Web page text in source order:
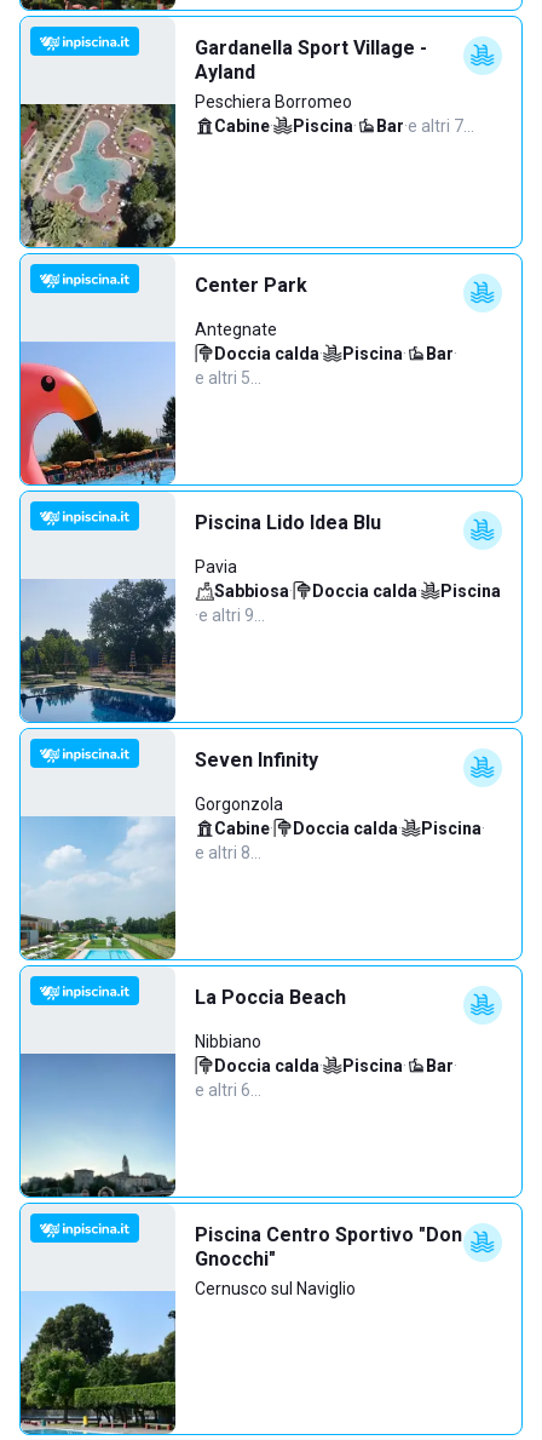
Gardanella Sport Village -
Ayland
Peschiera Borromeo
Cabine· Piscina· Bar·e altri 7…
Center Park
Antegnate
Doccia calda· Piscina· Bar·
e altri 5…
Piscina Lido Idea Blu
Pavia
Sabbiosa· Doccia calda·
Piscina
·e altri 9…
Seven Infinity
Gorgonzola
Cabine· Doccia calda· Piscina·
e altri 8…
La Poccia Beach
Nibbiano
Doccia calda· Piscina· Bar·
e altri 6…
Piscina Centro Sportivo "Don
Gnocchi"
Cernusco sul Naviglio